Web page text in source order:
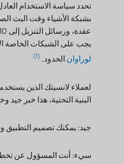
تحدد سياسة الاستخدام
يجب على الشبكات الخاصة
لوراوان الحدود. (1)
لعملاء لانسيتك الذين
البنية التحتية، هذا خبر جيد
جيد: يمكنك تصميم التطبيق
سيء: أنت المسؤول عن